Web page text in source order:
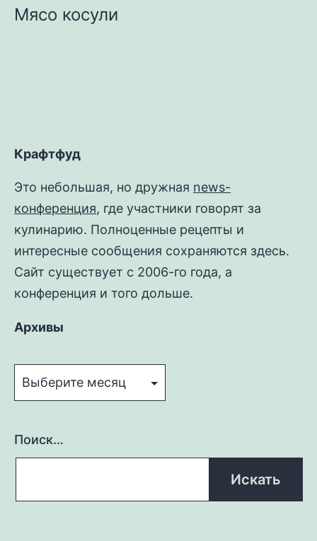
Мясо косули
Крафтфуд
Это небольшая, но дружная news-
конференция, где участники говорят за
кулинарию. Полноценные рецепты и
интересные сообщения сохраняются здесь.
Сайт существует с 2006-го года, а
конференция и того дольше.
Архивы
Поиск…